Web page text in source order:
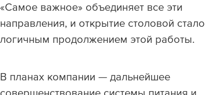
«Самое важное» объединяет все эти
направления, и открытие столовой стало
логичным продолжением этой работы.
В планах компании — дальнейшее